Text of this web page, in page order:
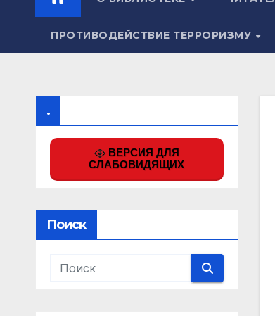
ПРОТИВОДЕЙСТВИЕ ТЕРРОРИЗМУ
.
ВЕРСИЯ ДЛЯ
СЛАБОВИДЯЩИХ
Поиск